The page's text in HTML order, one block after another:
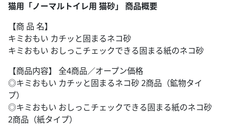
猫用「ノーマルトイレ用 猫砂」 商品概要
【商 品 名】
キミおもい カチッと固まるネコ砂
キミおもい おしっこチェックできる固まる紙のネコ砂
【商品内容】 全4商品／オープン価格
◎キミおもい カチッと固まるネコ砂 2商品（鉱物タイ
プ）
◎キミおもい おしっこチェックできる固まる紙のネコ砂
2商品（紙タイプ）